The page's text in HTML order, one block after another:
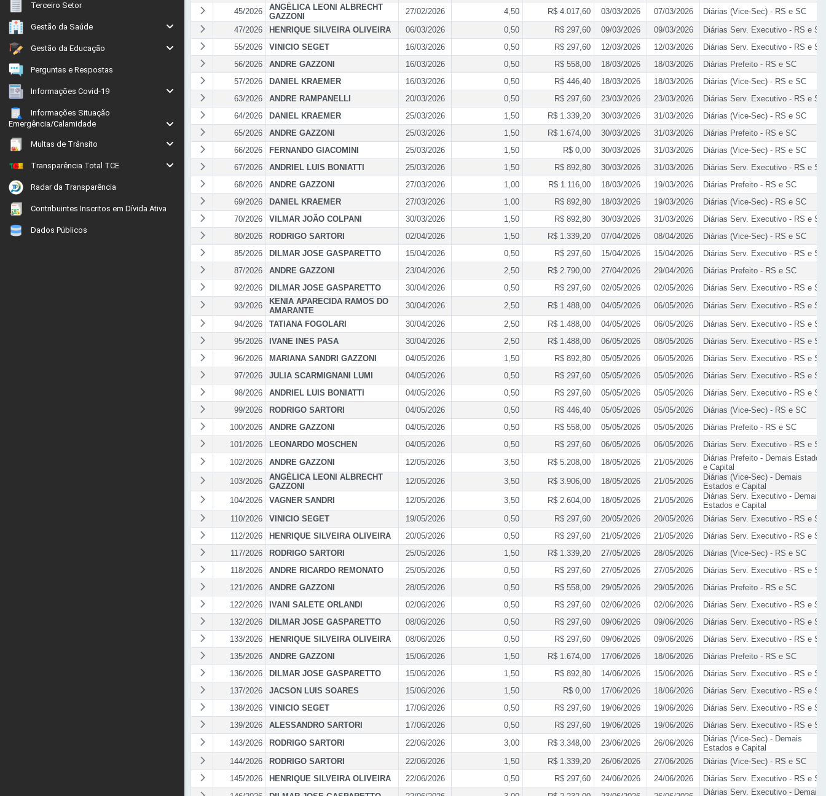
Terceiro Setor
Gestão da Saúde
Gestão da Educação
Perguntas e Respostas
Informações Covid-19
Informações Situação
Emergência/Calamidade
Multas de Trânsito
Transparência Total TCE
Radar da Transparência
Contribuintes Inscritos em Dívida Ativa
Dados Públicos
45/2026
ANGÉLICA LEONI ALBRECHT
GAZZONI
27/02/2026 4,50 R$ 4.017,60 03/03/2026 07/03/2026
Diárias (Vice-Sec) - RS e SC
47/2026
HENRIQUE SILVEIRA OLIVEIRA 06/03/2026 0,50 R$ 297,60 09/03/2026 09/03/2026
Diárias Serv. Executivo - RS e SC
55/2026
VINICIO SEGET 16/03/2026 0,50 R$ 297,60 12/03/2026 12/03/2026
Diárias Serv. Executivo - RS e SC
56/2026
ANDRE GAZZONI 16/03/2026 0,50 R$ 558,00 18/03/2026 18/03/2026
Diárias Prefeito - RS e SC
57/2026
DANIEL KRAEMER 16/03/2026 0,50 R$ 446,40 18/03/2026 18/03/2026
Diárias (Vice-Sec) - RS e SC
63/2026
ANDRE RAMPANELLI 20/03/2026 0,50 R$ 297,60 23/03/2026 23/03/2026
Diárias Serv. Executivo - RS e SC
64/2026
DANIEL KRAEMER 25/03/2026 1,50 R$ 1.339,20 30/03/2026 31/03/2026
Diárias (Vice-Sec) - RS e SC
65/2026
ANDRE GAZZONI 25/03/2026 1,50 R$ 1.674,00 30/03/2026 31/03/2026
Diárias Prefeito - RS e SC
66/2026
FERNANDO GIACOMINI 25/03/2026 1,50 R$ 0,00 30/03/2026 31/03/2026
Diárias (Vice-Sec) - RS e SC
67/2026
ANDRIEL LUIS BONIATTI 25/03/2026 1,50 R$ 892,80 30/03/2026 31/03/2026
Diárias Serv. Executivo - RS e SC
68/2026
ANDRE GAZZONI 27/03/2026 1,00 R$ 1.116,00 18/03/2026 19/03/2026
Diárias Prefeito - RS e SC
69/2026
DANIEL KRAEMER 27/03/2026 1,00 R$ 892,80 18/03/2026 19/03/2026
Diárias (Vice-Sec) - RS e SC
70/2026
VILMAR JOÃO COLPANI 30/03/2026 1,50 R$ 892,80 30/03/2026 31/03/2026
Diárias Serv. Executivo - RS e SC
80/2026
RODRIGO SARTORI 02/04/2026 1,50 R$ 1.339,20 07/04/2026 08/04/2026
Diárias (Vice-Sec) - RS e SC
85/2026
DILMAR JOSE GASPARETTO 15/04/2026 0,50 R$ 297,60 15/04/2026 15/04/2026
Diárias Serv. Executivo - RS e SC
87/2026
ANDRE GAZZONI 23/04/2026 2,50 R$ 2.790,00 27/04/2026 29/04/2026
Diárias Prefeito - RS e SC
92/2026
DILMAR JOSE GASPARETTO 30/04/2026 0,50 R$ 297,60 02/05/2026 02/05/2026
Diárias Serv. Executivo - RS e SC
93/2026
KENIA APARECIDA RAMOS DO
AMARANTE
30/04/2026 2,50 R$ 1.488,00 04/05/2026 06/05/2026
Diárias Serv. Executivo - RS e SC
94/2026
TATIANA FOGOLARI 30/04/2026 2,50 R$ 1.488,00 04/05/2026 06/05/2026
Diárias Serv. Executivo - RS e SC
95/2026
IVANE INES PASA 30/04/2026 2,50 R$ 1.488,00 06/05/2026 08/05/2026
Diárias Serv. Executivo - RS e SC
96/2026
MARIANA SANDRI GAZZONI 04/05/2026 1,50 R$ 892,80 05/05/2026 06/05/2026
Diárias Serv. Executivo - RS e SC
97/2026
JULIA SCARMIGNANI LUMI 04/05/2026 0,50 R$ 297,60 05/05/2026 05/05/2026
Diárias Serv. Executivo - RS e SC
98/2026
ANDRIEL LUIS BONIATTI 04/05/2026 0,50 R$ 297,60 05/05/2026 05/05/2026
Diárias Serv. Executivo - RS e SC
99/2026
RODRIGO SARTORI 04/05/2026 0,50 R$ 446,40 05/05/2026 05/05/2026
Diárias (Vice-Sec) - RS e SC
100/2026
ANDRE GAZZONI 04/05/2026 0,50 R$ 558,00 05/05/2026 05/05/2026
Diárias Prefeito - RS e SC
101/2026
LEONARDO MOSCHEN 04/05/2026 0,50 R$ 297,60 06/05/2026 06/05/2026
Diárias Serv. Executivo - RS e SC
102/2026
ANDRE GAZZONI 12/05/2026 3,50 R$ 5.208,00 18/05/2026 21/05/2026
Diárias Prefeito - Demais Estados
e Capital
103/2026
ANGÉLICA LEONI ALBRECHT
GAZZONI
12/05/2026 3,50 R$ 3.906,00 18/05/2026 21/05/2026
Diárias (Vice-Sec) - Demais
Estados e Capital
104/2026
VAGNER SANDRI 12/05/2026 3,50 R$ 2.604,00 18/05/2026 21/05/2026
Diárias Serv. Executivo - Demais
Estados e Capital
110/2026
VINICIO SEGET 19/05/2026 0,50 R$ 297,60 20/05/2026 20/05/2026
Diárias Serv. Executivo - RS e SC
112/2026
HENRIQUE SILVEIRA OLIVEIRA 20/05/2026 0,50 R$ 297,60 21/05/2026 21/05/2026
Diárias Serv. Executivo - RS e SC
117/2026
RODRIGO SARTORI 25/05/2026 1,50 R$ 1.339,20 27/05/2026 28/05/2026
Diárias (Vice-Sec) - RS e SC
118/2026
ANDRE RICARDO REMONATO 25/05/2026 0,50 R$ 297,60 27/05/2026 27/05/2026
Diárias Serv. Executivo - RS e SC
121/2026
ANDRE GAZZONI 28/05/2026 0,50 R$ 558,00 29/05/2026 29/05/2026
Diárias Prefeito - RS e SC
122/2026
IVANI SALETE ORLANDI 02/06/2026 0,50 R$ 297,60 02/06/2026 02/06/2026
Diárias Serv. Executivo - RS e SC
132/2026
DILMAR JOSE GASPARETTO 08/06/2026 0,50 R$ 297,60 09/06/2026 09/06/2026
Diárias Serv. Executivo - RS e SC
133/2026
HENRIQUE SILVEIRA OLIVEIRA 08/06/2026 0,50 R$ 297,60 09/06/2026 09/06/2026
Diárias Serv. Executivo - RS e SC
135/2026
ANDRE GAZZONI 15/06/2026 1,50 R$ 1.674,00 17/06/2026 18/06/2026
Diárias Prefeito - RS e SC
136/2026
DILMAR JOSE GASPARETTO 15/06/2026 1,50 R$ 892,80 14/06/2026 15/06/2026
Diárias Serv. Executivo - RS e SC
137/2026
JACSON LUIS SOARES 15/06/2026 1,50 R$ 0,00 17/06/2026 18/06/2026
Diárias Serv. Executivo - RS e SC
138/2026
VINICIO SEGET 17/06/2026 0,50 R$ 297,60 19/06/2026 19/06/2026
Diárias Serv. Executivo - RS e SC
139/2026
ALESSANDRO SARTORI 17/06/2026 0,50 R$ 297,60 19/06/2026 19/06/2026
Diárias Serv. Executivo - RS e SC
143/2026
RODRIGO SARTORI 22/06/2026 3,00 R$ 3.348,00 23/06/2026 26/06/2026
Diárias (Vice-Sec) - Demais
Estados e Capital
144/2026
RODRIGO SARTORI 22/06/2026 1,50 R$ 1.339,20 26/06/2026 27/06/2026
Diárias (Vice-Sec) - RS e SC
145/2026
HENRIQUE SILVEIRA OLIVEIRA 22/06/2026 0,50 R$ 297,60 24/06/2026 24/06/2026
Diárias Serv. Executivo - RS e SC
Diárias Serv. Executivo - Demais